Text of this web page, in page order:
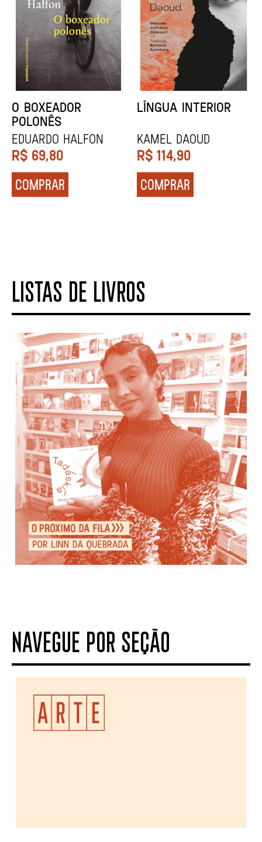
DENTES BRANCOS
Zadie Smith
R$ 129,90
COMPRAR
UCRÂNIA
Andrei Kurkov
R$ 139,90
COMPRAR
LISTAS DE LIVROS
NAVEGUE POR SEÇÃO